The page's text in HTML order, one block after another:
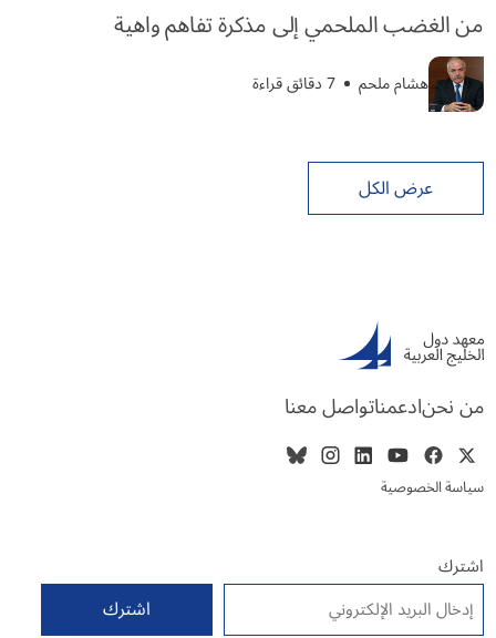
من الغضب الملحمي إلى مذكرة تفاهم واهية
هشام ملحم 7 دقائق قراءة
عرض الكل
من نحنادعمناتواصل معنا
سياسة الخصوصية
اشترك
البريد الإلكتروني *